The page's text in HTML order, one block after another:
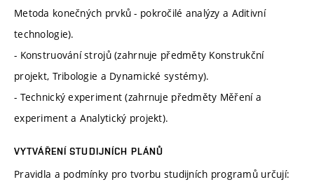
Metoda konečných prvků - pokročilé analýzy a Aditivní
technologie).
- Konstruování strojů (zahrnuje předměty Konstrukční
projekt, Tribologie a Dynamické systémy).
- Technický experiment (zahrnuje předměty Měření a
experiment a Analytický projekt).
VYTVÁŘENÍ STUDIJNÍCH PLÁNŮ
Pravidla a podmínky pro tvorbu studijních programů určují: